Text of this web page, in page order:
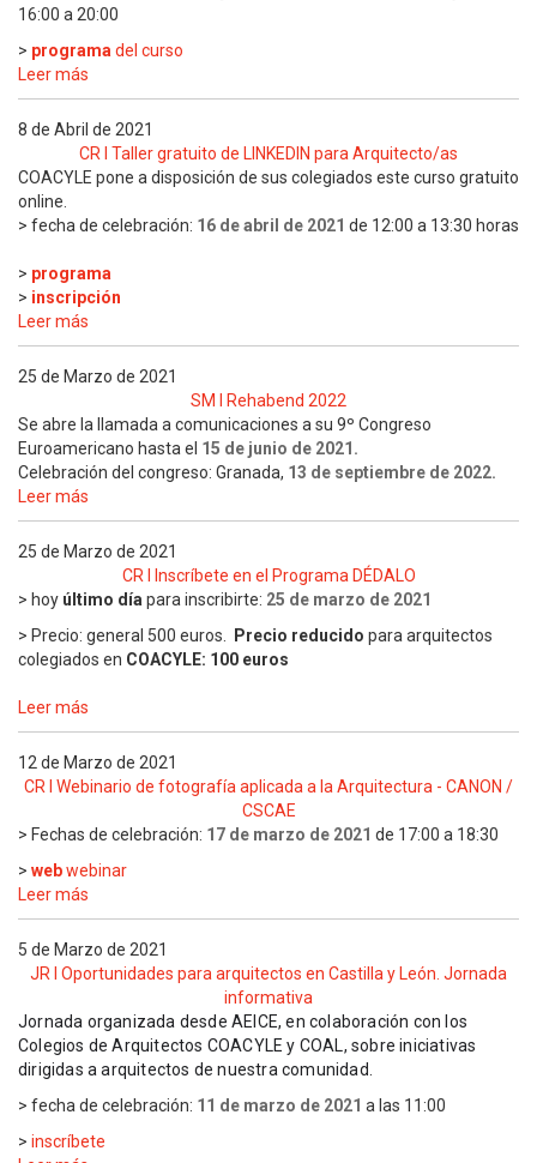
16:00 a 20:00
> programadel curso
Leer más
8 de Abril de 2021
CR I Taller gratuito de LINKEDIN para Arquitecto/as
COACYLE pone a disposición de sus colegiados este curso gratuito
online.
> fecha de celebración: 16 de abril de 2021 de 12:00 a 13:30 horas
> programa
> inscripción
Leer más
25 de Marzo de 2021
SM I Rehabend 2022
Se abre la llamada a comunicaciones a su 9º Congreso
Euroamericano hasta el 15 de junio de 2021.
Celebración del congreso: Granada, 13 de septiembre de 2022.
Leer más
25 de Marzo de 2021
CR I Inscríbete en el Programa DÉDALO
> hoy último díapara inscribirte: 25 de marzo de 2021
> Precio: general 500 euros.
Precio reducido para arquitectos
colegiados en COACYLE: 100 euros
Leer más
12 de Marzo de 2021
CR I Webinario de fotografía aplicada a la Arquitectura - CANON /
CSCAE
> Fechas de celebración: 17 de marzo de 2021 de 17:00 a 18:30
> webwebinar
Leer más
5 de Marzo de 2021
JR I Oportunidades para arquitectos en Castilla y León. Jornada
informativa
Jornada organizada desde AEICE, en colaboración con los
Colegios de Arquitectos COACYLE y COAL, sobre iniciativas
dirigidas a arquitectos de nuestra comunidad.
> fecha de celebración: 11 de marzo de 2021 a las 11:00
> inscríbete